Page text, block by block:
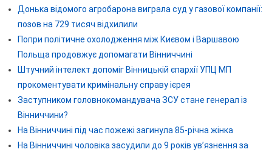
Донька відомого агробарона виграла суд у газової компанії:
позов на 729 тисяч відхилили
Попри політичне охолодження між Києвом і Варшавою
Польща продовжує допомагати Вінниччині
Штучний інтелект допоміг Вінницькій єпархії УПЦ МП
прокоментувати кримінальну справу ієрея
Заступником головнокомандувача ЗСУ стане генерал із
Вінниччини?
На Вінниччині під час пожежі загинула 85-річна жінка
На Вінниччині чоловіка засудили до 9 років ув’язнення за